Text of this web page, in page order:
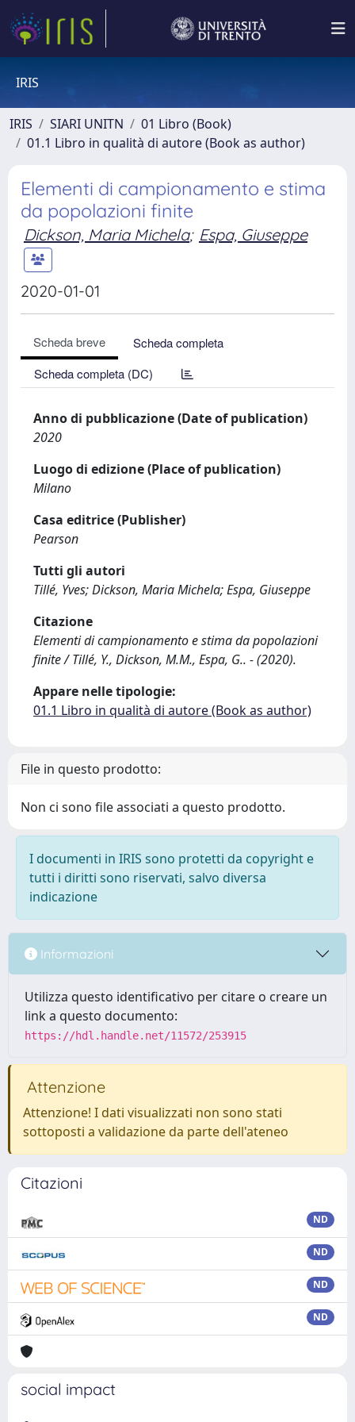
IRIS
IRIS SIARI UNITN
01 Libro (Book)
01.1 Libro in qualità di autore (Book as author)
Elementi di campionamento e stima
da popolazioni finite
Dickson, Maria Michela; Espa, Giuseppe
2020-01-01
Scheda breve
Scheda completa
Scheda completa (DC)
Anno di pubblicazione (Date of publication)
2020
Luogo di edizione (Place of publication)
Milano
Casa editrice (Publisher)
Pearson
Tutti gli autori
Tillé, Yves; Dickson, Maria Michela; Espa, Giuseppe
Citazione
Elementi di campionamento e stima da popolazioni
finite / Tillé, Y., Dickson, M.M., Espa, G.. - (2020).
Appare nelle tipologie:
01.1 Libro in qualità di autore (Book as author)
File in questo prodotto:
Non ci sono file associati a questo prodotto.
I documenti in IRIS sono protetti da copyright e
tutti i diritti sono riservati, salvo diversa
indicazione
Informazioni
Utilizza questo identificativo per citare o creare un
link a questo documento:
https://hdl.handle.net/11572/253915
Attenzione
Attenzione! I dati visualizzati non sono stati
sottoposti a validazione da parte dell'ateneo
Citazioni
ND
ND
ND
ND
social impact